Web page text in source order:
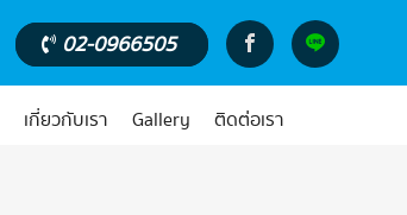
02-0966505
เกี่ยวกับเรา Gallery ติดต่อเรา